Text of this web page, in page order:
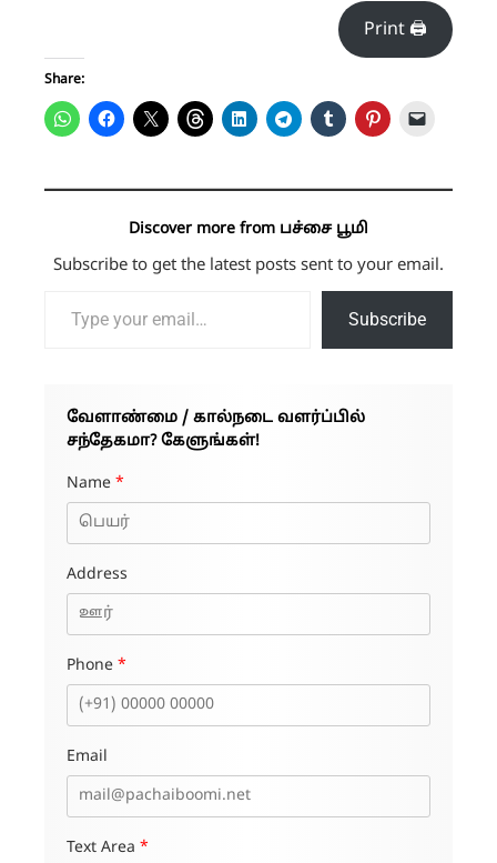
Print 🖨
Share:
Discover more from பச்சை பூமி
Subscribe to get the latest posts sent to your email.
Subscribe
வேளாண்மை / கால்நடை வளர்ப்பில்
சந்தேகமா? கேளுங்கள்!
Name *
Address
Phone *
Email
Text Area *